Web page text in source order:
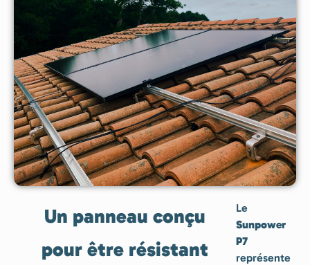
Un panneau conçu
pour être résistant
Le
Sunpower
P7
représente